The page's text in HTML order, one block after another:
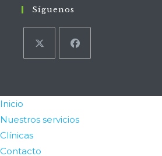
Síguenos
Inicio
Nuestros servicios
Clínicas
Contacto